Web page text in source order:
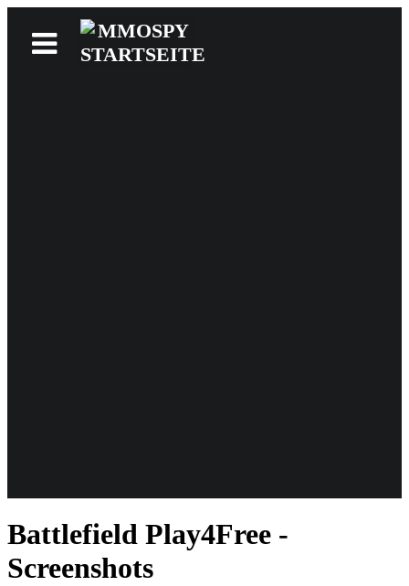
Follow us
Battlefield Play4Free -
Screenshots